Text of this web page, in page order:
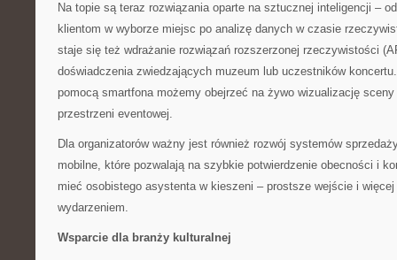
Na topie są teraz rozwiązania oparte na sztucznej inteligencji –
klientom w wyborze miejsc po analizę danych w czasie
staje się też wdrażanie rozwiązań rozszerzonej rzeczywistości
doświadczenia zwiedzających muzeum lub uczestników
pomocą smartfona możemy obejrzeć na żywo wizualizację
przestrzeni eventowej.
Dla organizatorów ważny jest również rozwój systemów
mobilne, które pozwalają na szybkie potwierdzenie obecności i
mieć osobistego asystenta w kieszeni – prostsze wejście i
wydarzeniem.
Wsparcie dla branży kulturalnej